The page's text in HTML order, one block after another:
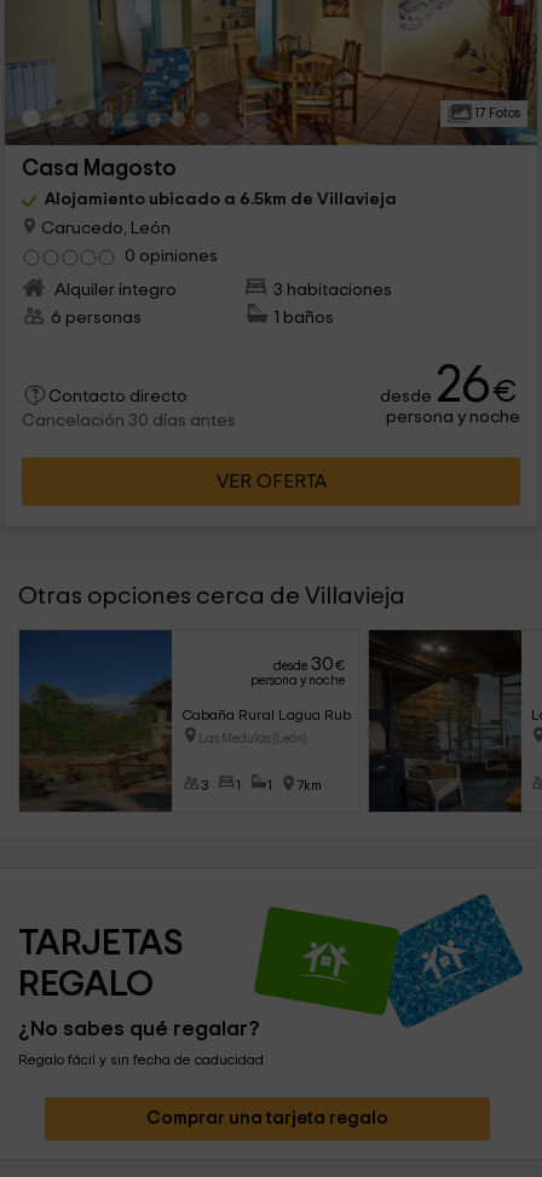
17 Fotos
Casa Magosto
Alojamiento ubicado a 6.5km de Villavieja
Carucedo, León
0 opiniones
Alquiler íntegro
3 habitaciones
6 personas
1 baños
Contacto directo
Cancelación 30 días antes
desde 26€
persona y noche
VER OFERTA
Otras opciones cerca de Villavieja
desde 30€
persona y noche
Cabaña Rural Lagua Rubia
Las Medulas (León)
3 1 1 7km
TARJETAS
REGALO
¿No sabes qué regalar?
Regalo fácil y sin fecha de caducidad
Comprar una tarjeta regalo